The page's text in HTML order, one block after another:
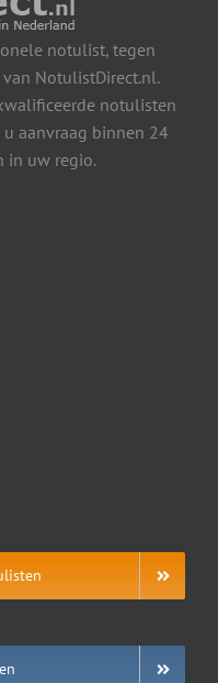
notulist, tegen
NotulistDirect.nl.
notulisten
aanvraag binnen 24
in uw regio.